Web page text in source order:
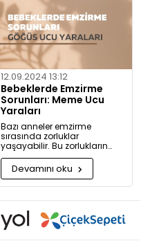
12.09.2024 13:12
Bebeklerde Emzirme
Sorunları: Meme Ucu
Yaraları
Bazı anneler emzirme
sırasında zorluklar
yaşayabilir. Bu zorlukların
başında meme ucu yaraları
ve emzirme sırasında
hissedilen acı gelir.
Devamını oku